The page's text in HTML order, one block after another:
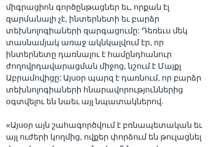
միգրացիոն գործընթացներ եւ, որքան էլ
զարմանալի չէ, ինտերնետի եւ բարձր
տեխնոլոգիաների զարգացումը: Դեռեւս մեկ
տասնամյակ առաջ ակնկալվում էր, որ
ինտերնետը դառնալու է համընդհանուր
ժողովրդավարացման միջոց, նշում է Մայքլ
Աբրամովիցը: Այսօր պարզ է դառնում, որ բարձր
տեխնոլոգիաների հնարավորություններից
օգտվելու են նաեւ այլ նպատակներով.
«Այսօր այն շահագործվում է բռնապետական եւ
այլ ուժերի կողմից, ովքեր փորձում են թուլացնել